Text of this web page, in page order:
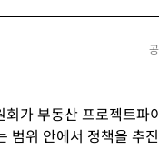
가 부동산 프로젝트
범위 안에서 정책을 추